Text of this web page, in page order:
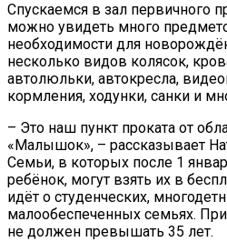
Спускаемся в зал первичного
можно увидеть много
необходимости для
несколько видов колясок,
автолюльки, автокресла,
кормления, ходунки, санки и
– Это наш пункт проката от
«Малышок», – рассказывает
Семьи, в которых после 1
ребёнок, могут взять их в
идёт о студенческих,
малообеспеченных семьях.
не должен превышать 35 лет.